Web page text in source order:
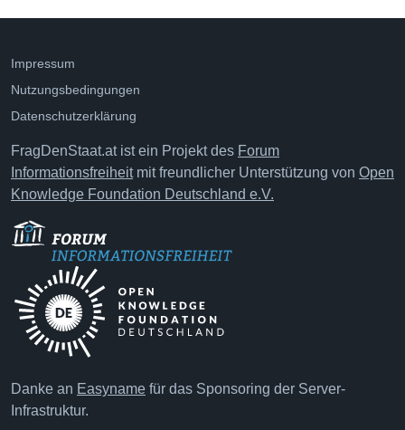
Impressum
Nutzungsbedingungen
Datenschutzerklärung
FragDenStaat.at ist ein Projekt des Forum
Informationsfreiheitmit freundlicher Unterstützung von Open
Knowledge Foundation Deutschland e.V.
Danke an Easyname für das Sponsoring der Server-
Infrastruktur.